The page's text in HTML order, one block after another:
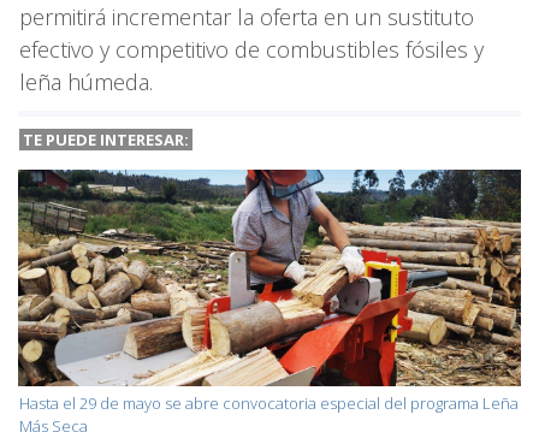
permitirá incrementar la oferta en un sustituto
efectivo y competitivo de combustibles fósiles y
leña húmeda.
TE PUEDE INTERESAR:
Hasta el 29 de mayo se abre convocatoria especial del programa Leña
Más Seca